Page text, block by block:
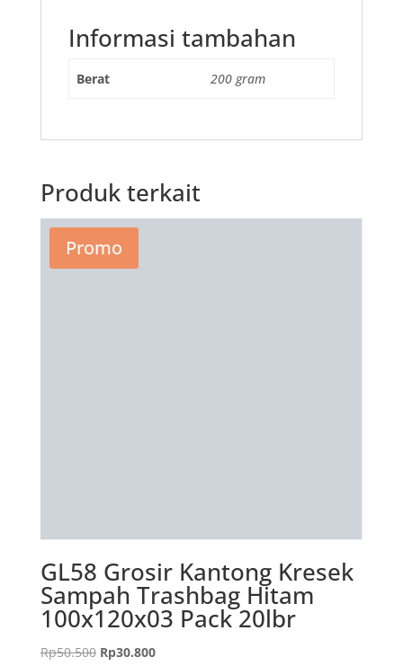
Informasi tambahan
Berat 200 gram
Produk terkait
Promo
GL58 Grosir Kantong Kresek
Sampah Trashbag Hitam
100x120x03 Pack 20lbr
Rp50.500 Harga
Rp30.800Harga